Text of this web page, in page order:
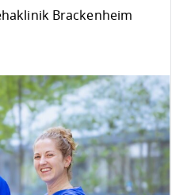
Brackenheim